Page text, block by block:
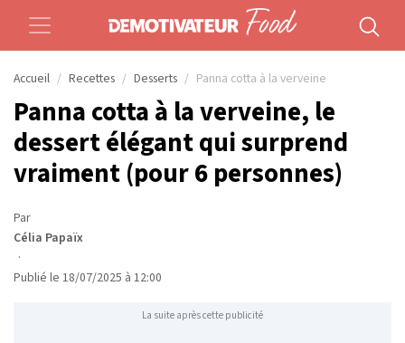
Accueil Recettes Desserts Panna cotta à la verveine
Panna cotta à la verveine, le
dessert élégant qui surprend
vraiment (pour 6 personnes)
Par
Célia Papaïx
·
Publié le 18/07/2025 à 12:00
La suite après cette publicité